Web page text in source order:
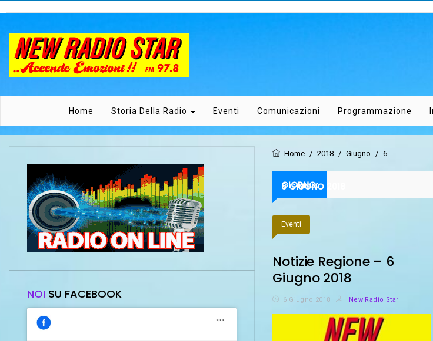
Home Storia Della Radio Eventi Comunicazioni Programmazione
Home / 2018 / Giugno / 6
GIORNO:
6 GIUGNO 2018
Eventi
Notizie Regione – 6
Giugno 2018
6 Giugno 2018 New Radio Star
NOI SU FACEBOOK